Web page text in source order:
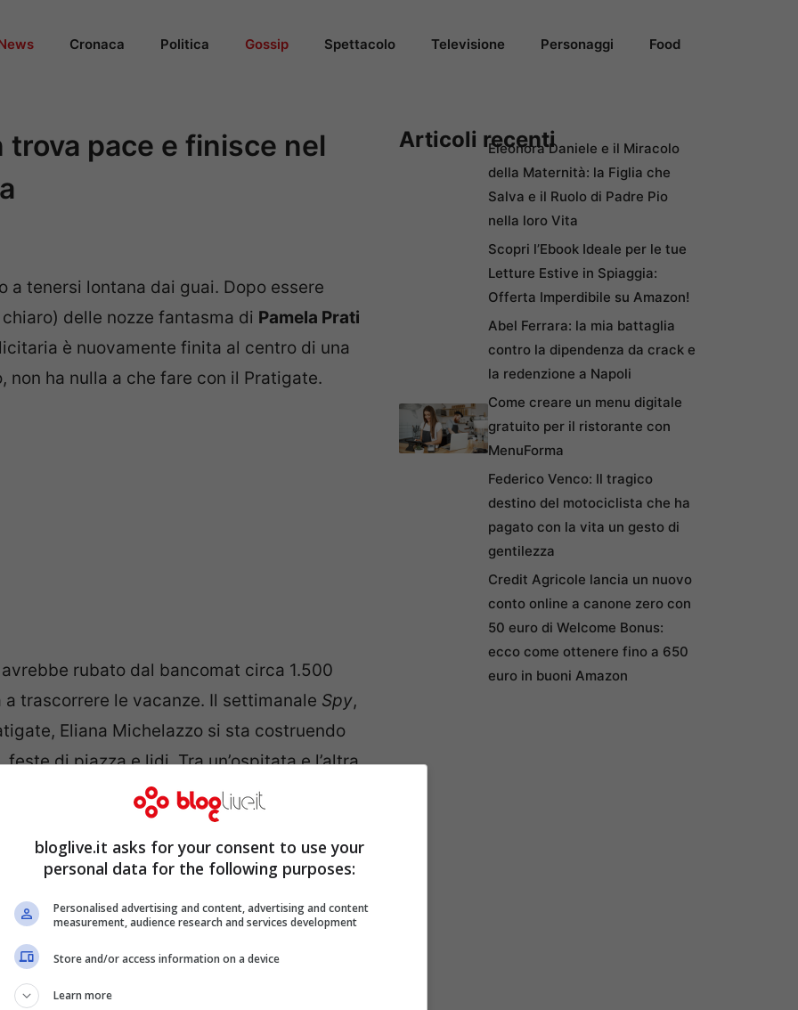
Cronaca Politica Gossip Spettacolo Televisione Personaggi Food
trova pace e finisce nel
a tenersi lontana dai guai. Dopo essere
delle nozze fantasma di Pamela Prati
è nuovamente finita al centro di una
ha nulla a che fare con il Pratigate.
rubato dal bancomat circa 1.500
trascorrere le vacanze. Il settimanale Spy,
Eliana Michelazzo si sta costruendo
di piazza e lidi. Tra un’ospitata e l’altra,
a Ibiza dove, a suo dire, sarebbe stata
rubato 1.500 euro dalla carta di credito.
la Michelazzo stessa, tant’è che sul suo
una persona onesta e sincera che
ora merita soltanto rispetto. Perché
e soltanto la verità”.
Articoli recentiEleonora Daniele e il Miracolo
della Maternità: la Figlia che
Salva e il Ruolo di Padre Pio
nella loro Vita
Scopri l’Ebook Ideale per le tue
Letture Estive in Spiaggia:
Offerta Imperdibile su Amazon!
Abel Ferrara: la mia battaglia
contro la dipendenza da crack e
la redenzione a Napoli
Come creare un menu digitale
gratuito per il ristorante con
MenuForma
Federico Venco: Il tragico
destino del motociclista che ha
pagato con la vita un gesto di
gentilezza
Credit Agricole lancia un nuovo
conto online a canone zero con
50 euro di Welcome Bonus:
ecco come ottenere fino a 650
euro in buoni Amazon
bloglive.it asks for your consent to use your
personal data for the following purposes:
Personalised advertising and content, advertising and content
measurement, audience research and services development
Store and/or access information on a device
Learn more